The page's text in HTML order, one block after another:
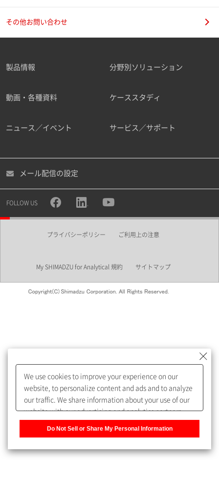
ご勤務先
職種
所属部署
めします。
My SHIMADZU for Analyticalへ登録いただくと、技術情報や
取扱説明書・Webinarなどの閲覧ができます。
うになります。
その他お問い合わせ
製品情報 分野別ソリューション
動画・各種資料 ケーススタディ
ニュース／イベント サービス／サポート
メール配信の設定
FOLLOW US
プライバシーポリシー ご利用上の注意
My SHIMADZU for Analytical 規約 サイトマップ
We use cookies to improve your experience on our
website, to personalize content and ads and to analyze
our traffic. We share information about your use of our
website with our advertising and analytics partners,
Do Not Sell or Share My Personal Information